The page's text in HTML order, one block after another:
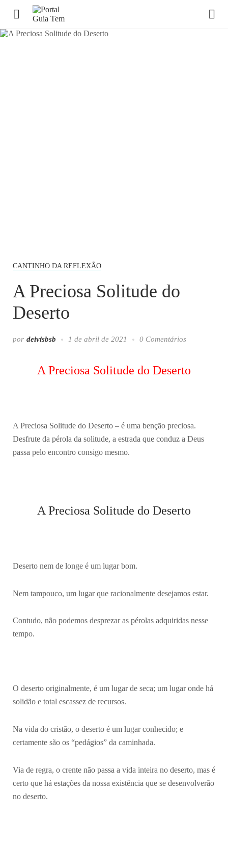
CANTINHO DA REFLEXÃO
A Preciosa Solitude do
Deserto
por deivisbsb 1 de abril de 2021 0 Comentários
A Preciosa Solitude do Deserto
A Preciosa Solitude do Deserto – é uma benção preciosa.
Desfrute da pérola da solitude, a estrada que conduz a Deus
passa pelo encontro consigo mesmo.
A Preciosa Solitude do Deserto
Deserto nem de longe é um lugar bom.
Nem tampouco, um lugar que racionalmente desejamos estar.
Contudo, não podemos desprezar as pérolas adquiridas nesse
tempo.
O deserto originalmente, é um lugar de seca; um lugar onde há
solidão e total escassez de recursos.
Na vida do cristão, o deserto é um lugar conhecido; e
certamente são os “pedágios” da caminhada.
Via de regra, o crente não passa a vida inteira no deserto, mas é
certo que há estações da nossa existência que se desenvolverão
no deserto.